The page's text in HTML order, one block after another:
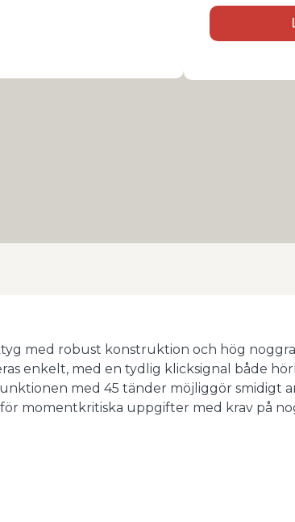
med robust konstruktion och hög
enkelt, med en tydlig klicksignal både
med 45 tänder möjliggör smidigt
momentkritiska uppgifter med krav på